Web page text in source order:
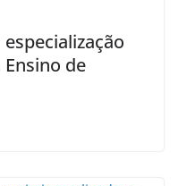
especialização
de